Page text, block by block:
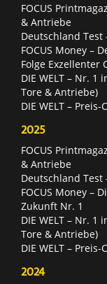
FOCUS
& Antriebe
Deutschland Test
FOCUS Money –
Folge Exzellenter
DIE WELT – Nr.
Tore & Antriebe)
DIE WELT –
2025
FOCUS
& Antriebe
Deutschland Test
FOCUS Money –
Zukunft Nr. 1
DIE WELT – Nr.
Tore & Antriebe)
DIE WELT –
2024